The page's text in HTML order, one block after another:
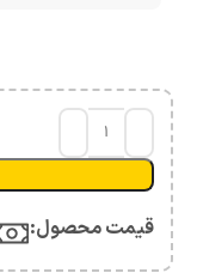
قیمت محصول:​